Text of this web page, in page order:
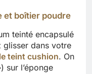
et boîtier poudre
teinté encapsulé
glisser dans votre
teint cushion. On
sur l’éponge